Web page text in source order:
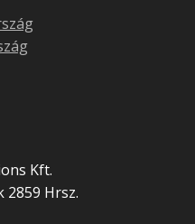
Kft.
2859 Hrsz.